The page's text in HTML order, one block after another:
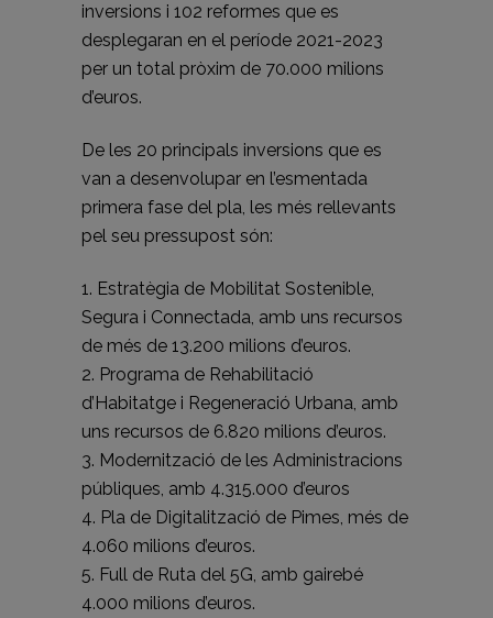
inversions i 102 reformes que es
desplegaran en el període 2021-2023
per un total pròxim de 70.000 milions
d’euros.
De les 20 principals inversions que es
van a desenvolupar en l’esmentada
primera fase del pla, les més rellevants
pel seu pressupost són:
1. Estratègia de Mobilitat Sostenible,
Segura i Connectada, amb uns recursos
de més de 13.200 milions d’euros.
2. Programa de Rehabilitació
d’Habitatge i Regeneració Urbana, amb
uns recursos de 6.820 milions d’euros.
3. Modernització de les Administracions
públiques, amb 4.315.000 d’euros
4. Pla de Digitalització de Pimes, més de
4.060 milions d’euros.
5. Full de Ruta del 5G, amb gairebé
4.000 milions d’euros.